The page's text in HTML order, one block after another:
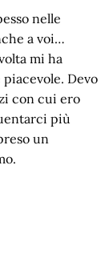
nelle
a voi…
mi ha
Devo
con cui ero
più
un